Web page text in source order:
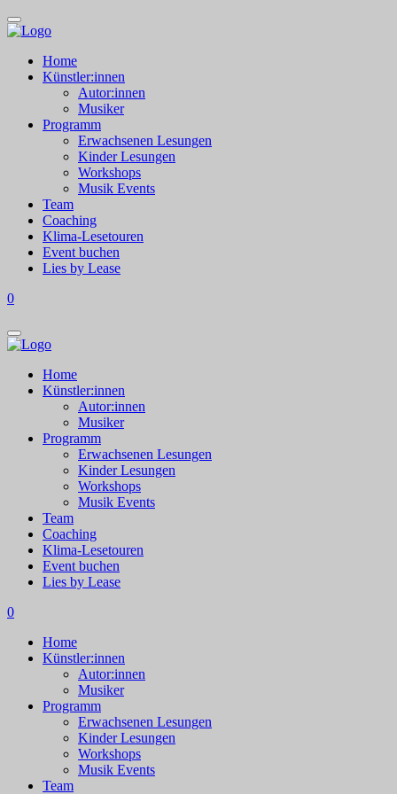
Home
Künstler:innen
Autor:innen
Musiker
Programm
Erwachsenen Lesungen
Kinder Lesungen
Workshops
Musik Events
Team
Coaching
Klima-Lesetouren
Event buchen
Lies by Lease
0
Home
Künstler:innen
Autor:innen
Musiker
Programm
Erwachsenen Lesungen
Kinder Lesungen
Workshops
Musik Events
Team
Coaching
Klima-Lesetouren
Event buchen
Lies by Lease
0
Home
Künstler:innen
Autor:innen
Musiker
Programm
Erwachsenen Lesungen
Kinder Lesungen
Workshops
Musik Events
Team